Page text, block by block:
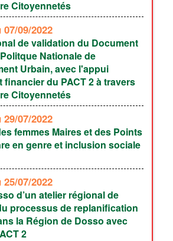
Citoyennetés
07/09/2022
de validation du Document
Nationale de
Urbain, avec l'appui
financier du PACT 2 à travers
Citoyennetés
29/07/2022
femmes Maires et des Points
en genre et inclusion sociale
25/07/2022
d’un atelier régional de
processus de replanification
la Région de Dosso avec
2